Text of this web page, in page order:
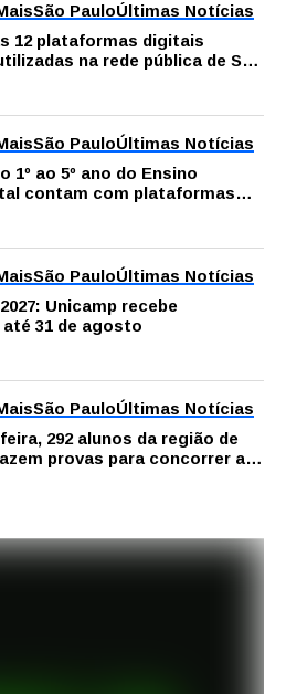
São PauloÚltimas Notícias
12 plataformas digitais
na rede pública de SP
a aprendizagem
São PauloÚltimas Notícias
1º ao 5º ano do Ensino
contam com plataformas
apoiar estudos na escola e
São PauloÚltimas Notícias
Unicamp recebe
31 de agosto
São PauloÚltimas Notícias
292 alunos da região de
provas para concorrer a
internacional